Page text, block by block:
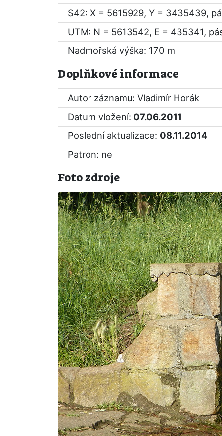
S42: X = 5615929, Y = 3435439,
UTM: N = 5613542, E = 435341,
Nadmořská výška: 170 m
Doplňkové informace
Autor záznamu: Vladimír Horák
Datum vložení: 07.06.2011
Poslední aktualizace: 08.11.2014
Patron: ne
Foto zdroje